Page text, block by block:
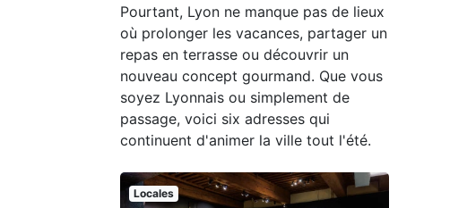
Pourtant, Lyon ne manque pas de lieux
où prolonger les vacances, partager un
repas en terrasse ou découvrir un
nouveau concept gourmand. Que vous
soyez Lyonnais ou simplement de
passage, voici six adresses qui
continuent d'animer la ville tout l'été.
Locales